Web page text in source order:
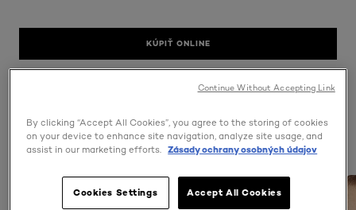
KÚPIŤ ONLINE
NÁŠ VÝSKUM
skip slider
By clicking “Accept All Cookies”, you agree to the storing of cookies
on your device to enhance site navigation, analyze site usage, and
assist in our marketing efforts. Zásady ochrany osobných údajov
Cookies Settings Accept All Cookies
Continue Without Accepting Link